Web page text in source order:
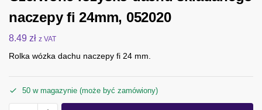
naczepy fi 24mm, 052020
8.49 zł z VAT
Rolka wózka dachu naczepy fi 24 mm.
50 w magazynie (może być zamówiony)